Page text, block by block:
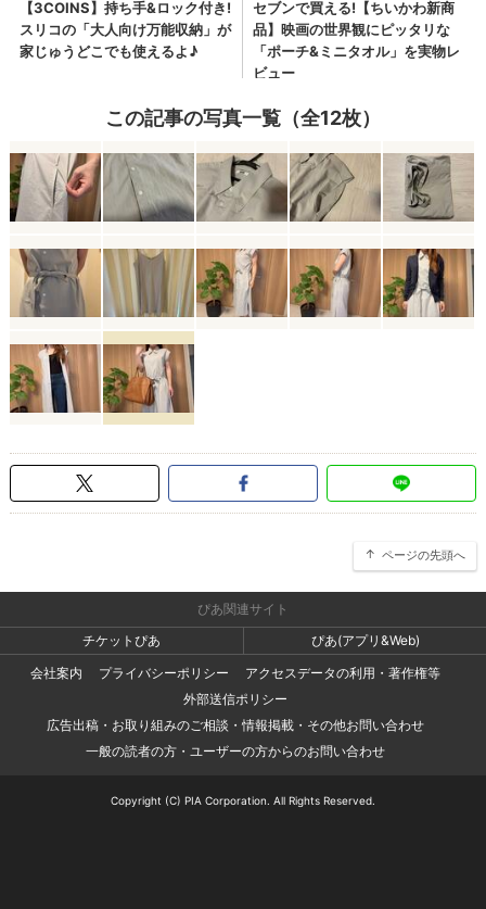
この記事の写真一覧（全12枚）
ページの先頭へ
ぴあ関連サイト
チケットぴあ
ぴあ(アプリ&Web)
会社案内
プライバシーポリシー
アクセスデータの利用・著作権等
外部送信ポリシー
広告出稿・お取り組みのご相談・情報掲載・その他お問い合わせ
一般の読者の方・ユーザーの方からのお問い合わせ
Copyright (C) PIA Corporation. All Rights Reserved.